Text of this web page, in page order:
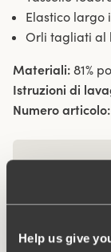
Help us give
Elastico largo
Orli tagliati al
Materiali: 81%
Istruzioni di
Numero articolo:
Cosa